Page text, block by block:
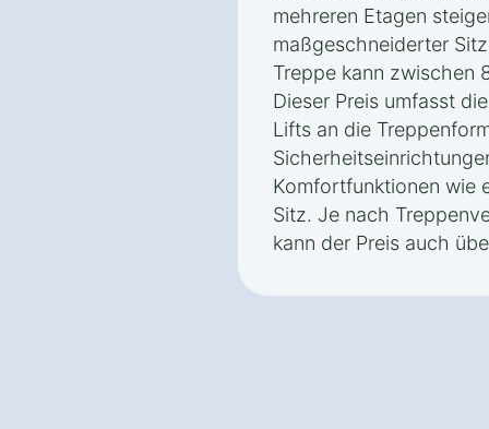
mehreren Etagen
maßgeschneiderter
Treppe kann zwischen
Dieser Preis umfasst
Lifts an die
Komfortfunktionen wie
Sitz. Je nach
kann der Preis auch